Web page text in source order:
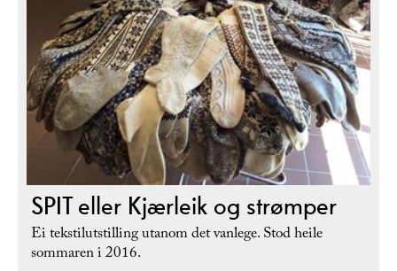
SPIT eller Kjærleik og strømper
Ei tekstilutstilling utanom det vanlege. Stod heile
sommaren i 2016.